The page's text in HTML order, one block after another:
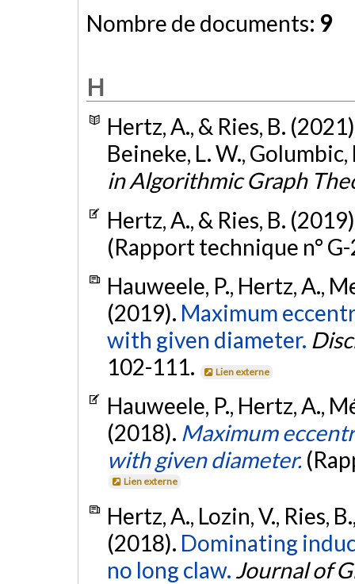
Nombre de documents: 9
H
Hertz, A., & Ries, B.
Beineke, L. W.,
in Algorithmic Graph
Hertz, A., & Ries, B.
(Rapport technique n°
Hauweele, P., Hertz, A.,
(2019). Maximum
with given diameter.
102-111.
Lien externe
Hauweele, P., Hertz, A.,
(2018). Maximum
with given diameter.
Lien externe
Hertz, A., Lozin, V., Ries,
(2018). Dominating
no long claw. Journal of